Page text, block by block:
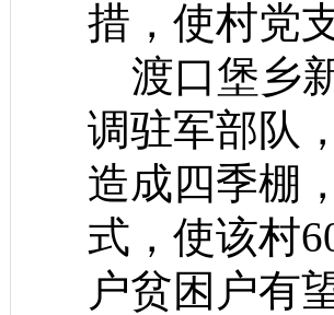
措，使村党
渡口堡乡
调驻军部队
造成四季棚
式，使该村
户贫困户有